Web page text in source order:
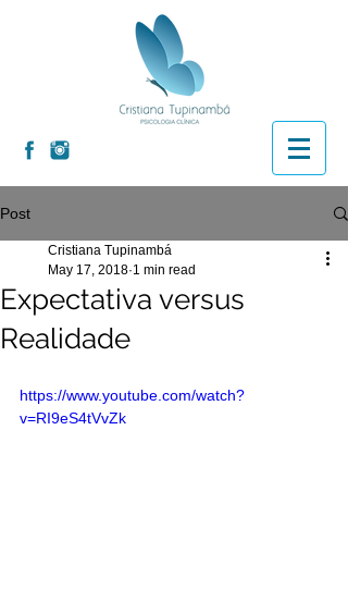
Post
Expectativa versus
Realidade
Cristiana Tupinambá
May 17, 2018 1 min read
https://www.youtube.com/watch?
v=RI9eS4tVvZk